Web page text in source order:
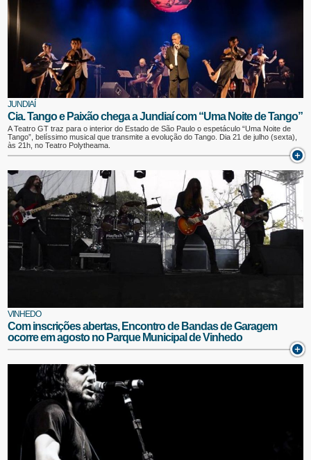
JUNDIAÍ
Cia. Tango e Paixão chega a Jundiaí com “Uma Noite de Tango”
A Teatro GT traz para o interior do Estado de São Paulo o espetáculo “Uma Noite de
Tango”, belíssimo musical que transmite a evolução do Tango. Dia 21 de julho (sexta),
às 21h, no Teatro Polytheama.
VINHEDO
Com inscrições abertas, Encontro de Bandas de Garagem
ocorre em agosto no Parque Municipal de Vinhedo